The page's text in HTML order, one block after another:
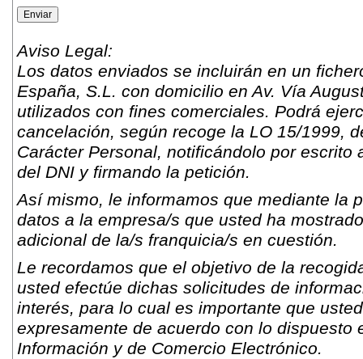
Aviso Legal:
Los datos enviados se incluirán en un
España, S.L. con domicilio en Av. Vía
utilizados con fines comerciales. Podrá
cancelación, según recoge la LO 15/1999,
Carácter Personal, notificándolo por
del DNI y firmando la petición.
Así mismo, le informamos que mediante la
datos a la empresa/s que usted ha
adicional de la/s franquicia/s en cuestión.
Le recordamos que el objetivo de la
usted efectúe dichas solicitudes de
interés, para lo cual es importante que
expresamente de acuerdo con lo
Información y de Comercio Electrónico.